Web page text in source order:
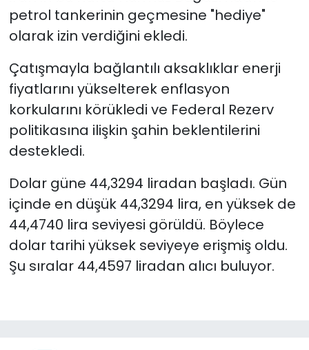
petrol tankerinin geçmesine "hediye"
olarak izin verdiğini ekledi.
Çatışmayla bağlantılı aksaklıklar enerji
fiyatlarını yükselterek enflasyon
korkularını körükledi ve Federal Rezerv
politikasına ilişkin şahin beklentilerini
destekledi.
Dolar güne 44,3294 liradan başladı. Gün
içinde en düşük 44,3294 lira, en yüksek de
44,4740 lira seviyesi görüldü. Böylece
dolar tarihi yüksek seviyeye erişmiş oldu.
Şu sıralar 44,4597 liradan alıcı buluyor.